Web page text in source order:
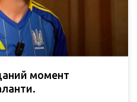
момент